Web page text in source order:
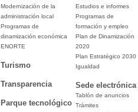
Modernización de la
administración local
Programas de
dinamización económica
ENORTE
Turismo
Transparencia
Parque tecnológico
Estudios e informes
Programas de
formación y empleo
Plan de Dinamización
2020
Plan Estratégico 2030
Igualdad
Sede electrónica
Tablón de anuncios
Trámites